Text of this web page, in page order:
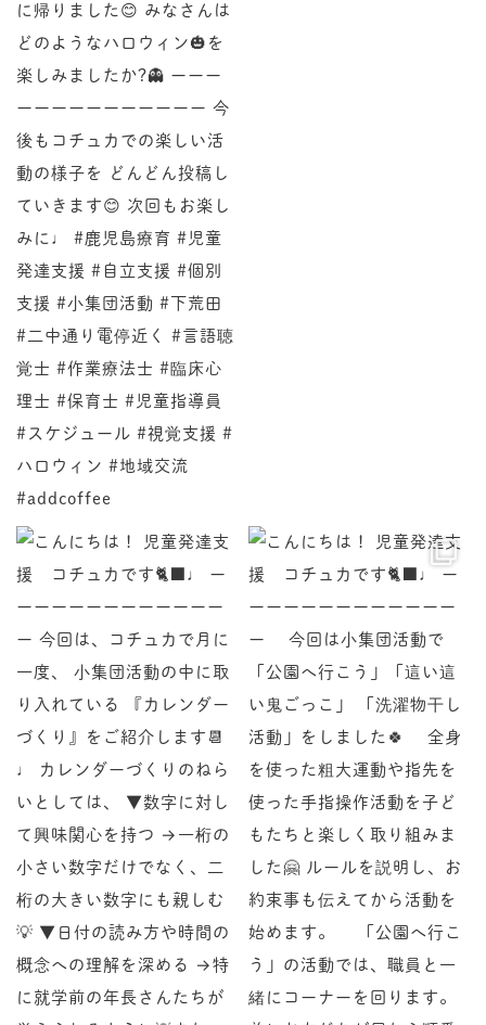
♩ ーーーーーーーーーーーーーー 今回は、コチュカで ♩ ーーーーーーーーーーーーーー 今回は小集団活動